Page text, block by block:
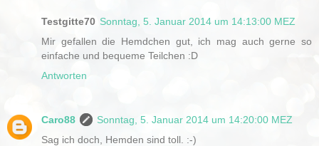
Testgitte70 Sonntag, 5. Januar 2014 um 14:13:00 MEZ
Mir gefallen die Hemdchen gut, ich mag auch gerne so
einfache und bequeme Teilchen :D
Antworten
Caro88
Sonntag, 5. Januar 2014 um 14:20:00 MEZ
Sag ich doch, Hemden sind toll. :-)